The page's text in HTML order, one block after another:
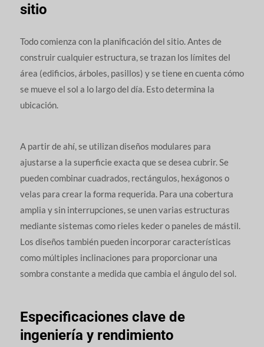
sitio
Todo comienza con la planificación del sitio. Antes de
construir cualquier estructura, se trazan los límites del
área (edificios, árboles, pasillos) y se tiene en cuenta cómo
se mueve el sol a lo largo del día. Esto determina la
ubicación.
A partir de ahí, se utilizan diseños modulares para
ajustarse a la superficie exacta que se desea cubrir. Se
pueden combinar cuadrados, rectángulos, hexágonos o
velas para crear la forma requerida. Para una cobertura
amplia y sin interrupciones, se unen varias estructuras
mediante sistemas como rieles keder o paneles de mástil.
Los diseños también pueden incorporar características
como múltiples inclinaciones para proporcionar una
sombra constante a medida que cambia el ángulo del sol.
Especificaciones clave de
ingeniería y rendimiento